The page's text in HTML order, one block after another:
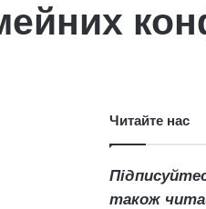
Читайте нас
також